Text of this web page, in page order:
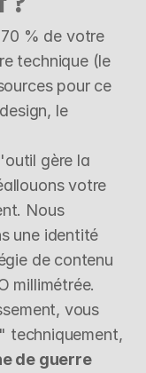
70 % de votre
technique (le
pour ce
le
gère la
votre
Nous
une identité
de contenu
millimétrée.
vous
techniquement,
de guerre